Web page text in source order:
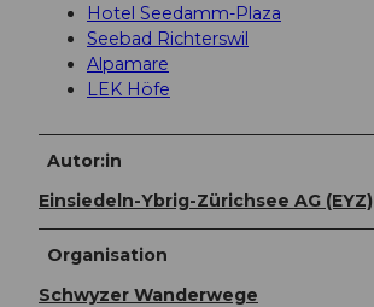
Hotel Seedamm-Plaza
Seebad Richterswil
Alpamare
LEK Höfe
Autor:in
Einsiedeln-Ybrig-Zürichsee AG (EYZ)
Organisation
Schwyzer Wanderwege